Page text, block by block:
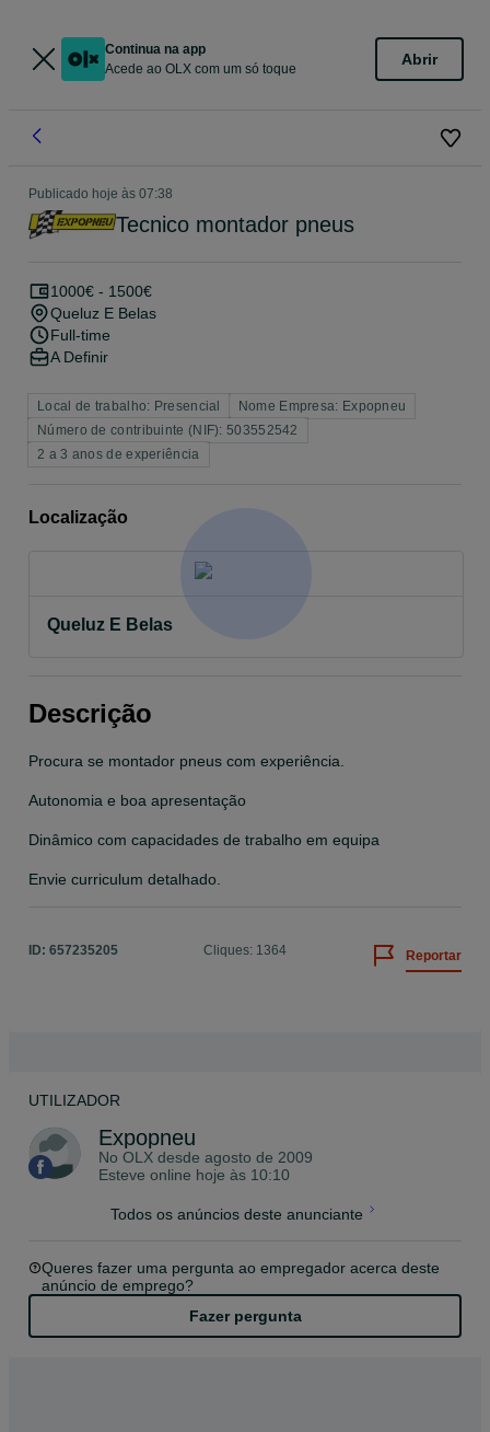
Continua na app
Acede ao OLX com um só toque
Abrir
Publicado hoje às 07:38
Tecnico montador pneus
1000€ - 1500€
Queluz E Belas
Full-time
A Definir
Local de trabalho: Presencial
Nome Empresa: Expopneu
Número de contribuinte (NIF): 503552542
2 a 3 anos de experiência
Localização
Queluz E Belas
Descrição
Procura se montador pneus com experiência.
Autonomia e boa apresentação
Dinâmico com capacidades de trabalho em equipa
Envie curriculum detalhado.
ID: 657235205 Cliques: 1364 Reportar
UTILIZADOR
Expopneu
No OLX desde agosto de 2009
Esteve online hoje às 10:10
Todos os anúncios deste anunciante
Queres fazer uma pergunta ao empregador acerca deste
anúncio de emprego?
Fazer pergunta